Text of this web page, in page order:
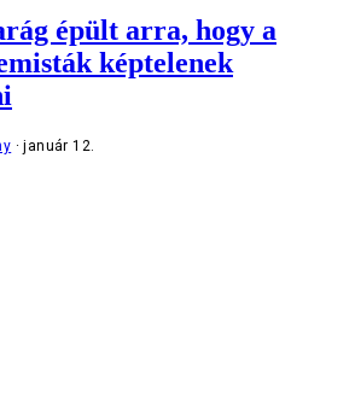
épült arra, hogy a
képtelenek
január 12.